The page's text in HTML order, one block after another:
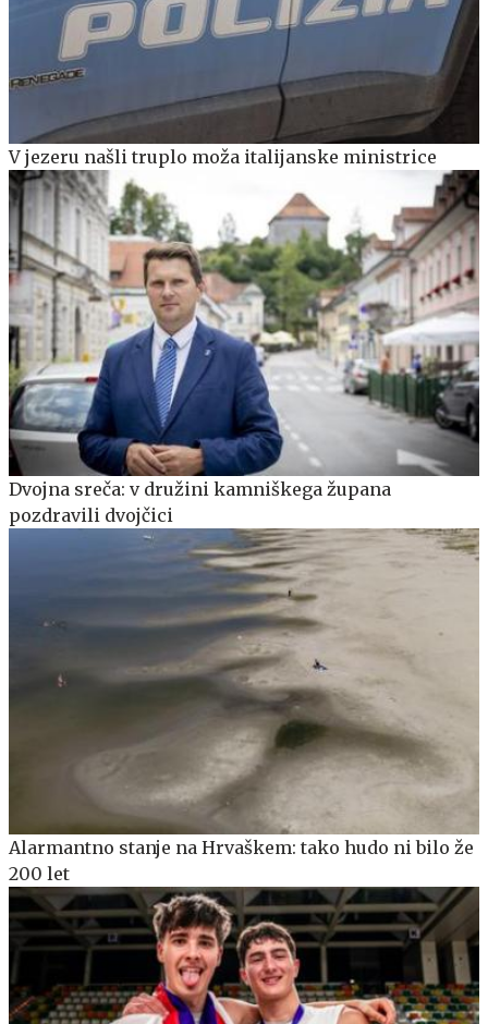
V jezeru našli truplo moža italijanske ministrice
Dvojna sreča: v družini kamniškega župana
pozdravili dvojčici
Alarmantno stanje na Hrvaškem: tako hudo ni bilo že
200 let